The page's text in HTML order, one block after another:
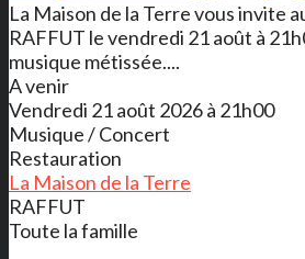
La Maison de la Terre vous invite
RAFFUT le vendredi 21 août à
musique métissée....
A venir
Vendredi 21 août 2026 à 21h00
Musique / Concert
Restauration
La Maison de la Terre
RAFFUT
Toute la famille